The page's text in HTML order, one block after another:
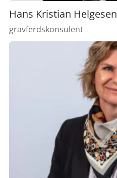
Hans Kristian Helgesen
gravferdskonsulent